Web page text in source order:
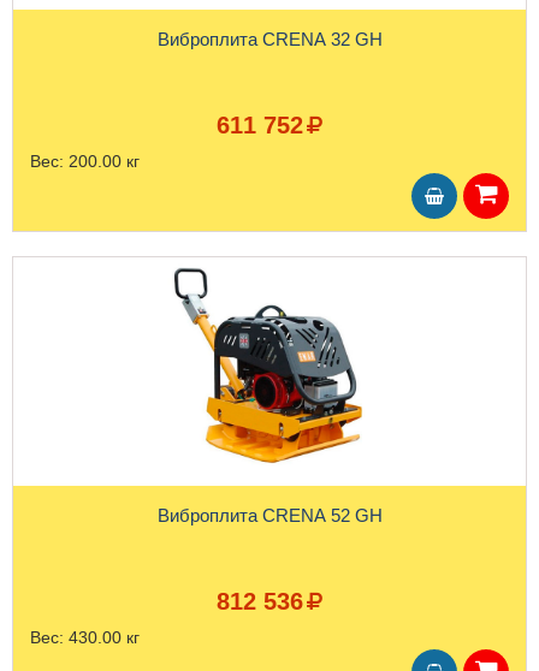
Виброплита CRENA 32 GH
611 752
Вес: 200.00 кг
Виброплита CRENA 52 GH
812 536
Вес: 430.00 кг